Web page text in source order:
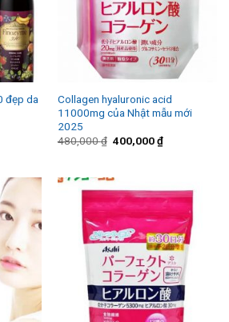
đẹp da
Collagen hyaluronic acid
11000mg của Nhật mẫu mới
2025
480,000₫ 400,000₫